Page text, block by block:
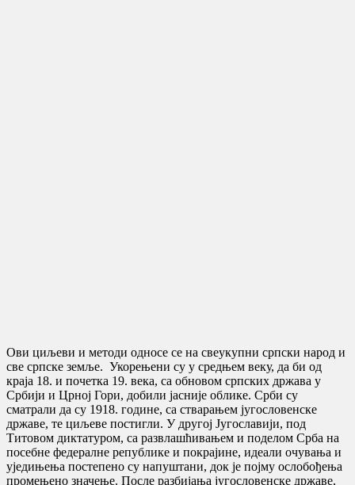
Ови циљеви и методи односе се на свеукупни српски народ и
све српске земље. Укорењени су у средњем веку, да би од
краја 18. и почетка 19. века, са обновом српских држава у
Србији и Црној Гори, добили јасније облике. Срби су
сматрали да су 1918. године, са стварањем југословенске
државе, те циљеве постигли. У другој Југославији, под
Титовом диктатуром, са развлашћивањем и поделом Срба на
посебне федералне републике и покрајине, идеали очувања и
уједињења постепено су напуштани, док је појму ослобођења
промењено значење. После разбијања југословенске државе,